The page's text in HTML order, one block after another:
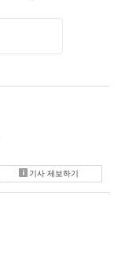
기사 제보하기